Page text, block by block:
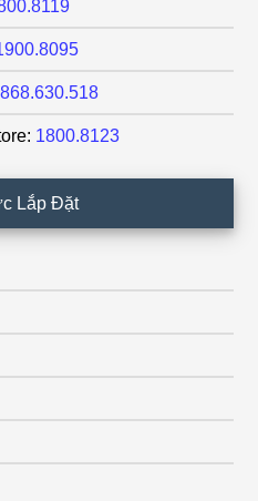
1800.8123
Lắp Đặt